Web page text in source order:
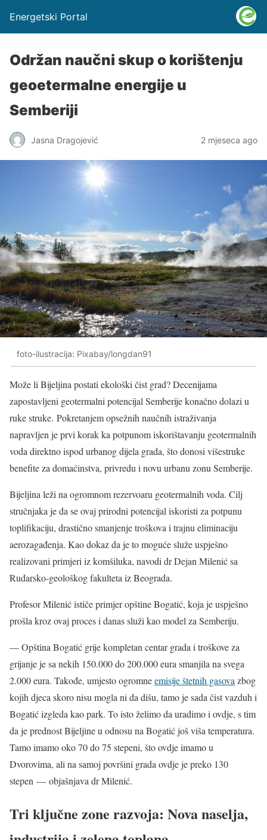
Energetski Portal
Održan naučni skup o korištenju
geoetermalne energije u
Semberiji
Jasna Dragojević 2 mjeseca ago
foto-ilustracija: Pixabay/longdan91
Može li Bijeljina postati ekološki čist grad? Decenijama
zapostavljeni geotermalni potencijal Semberije konačno dolazi u
ruke struke. Pokretanjem opsežnih naučnih istraživanja
napravljen je prvi korak ka potpunom iskorištavanju geotermalnih
voda direktno ispod urbanog dijela grada, što donosi višestruke
benefite za domaćinstva, privredu i novu urbanu zonu Semberije.
Bijeljina leži na ogromnom rezervoaru geotermalnih voda. Cilj
stručnjaka je da se ovaj prirodni potencijal iskoristi za potpunu
toplifikaciju, drastično smanjenje troškova i trajnu eliminaciju
aerozagađenja. Kao dokaz da je to moguće služe uspješno
realizovani primjeri iz komšiluka, navodi dr Dejan Milenić sa
Rudarsko-geološkog fakulteta iz Beograda.
Profesor Milenić ističe primjer opštine Bogatić, koja je uspješno
prošla kroz ovaj proces i danas služi kao model za Semberiju.
— Opština Bogatić grije kompletan centar grada i troškove za
grijanje je sa nekih 150.000 do 200.000 eura smanjila na svega
2.000 eura. Takođe, umjesto ogromneemisije štetnih gasovazbog
kojih djeca skoro nisu mogla ni da dišu, tamo je sada čist vazduh i
Bogatić izgleda kao park. To isto želimo da uradimo i ovdje, s tim
da je prednost Bijeljine u odnosu na Bogatić još viša temperatura.
Tamo imamo oko 70 do 75 stepeni, što ovdje imamo u
Dvorovima, ali na samoj površini grada ovdje je preko 130
stepen — objašnjava dr Milenić.
Tri ključne zone razvoja: Nova naselja,